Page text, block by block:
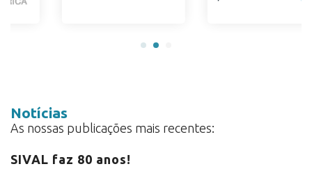
Notícias
As nossas publicações mais recentes:
SIVAL faz 80 anos!